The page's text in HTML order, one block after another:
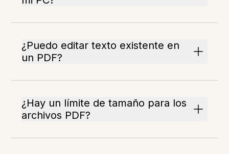
¿Puedo editar texto existente en
un PDF?
¿Hay un límite de tamaño para los
archivos PDF?